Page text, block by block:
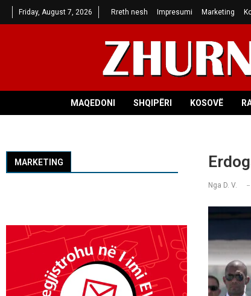
Friday, August 7, 2026 Rreth nesh Impresumi Marketing
MAQEDONI SHQIPËRI KOSOVË
Nga D. V.
MARKETING